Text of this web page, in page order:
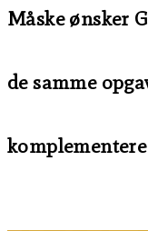
Måske ønsker
de samme